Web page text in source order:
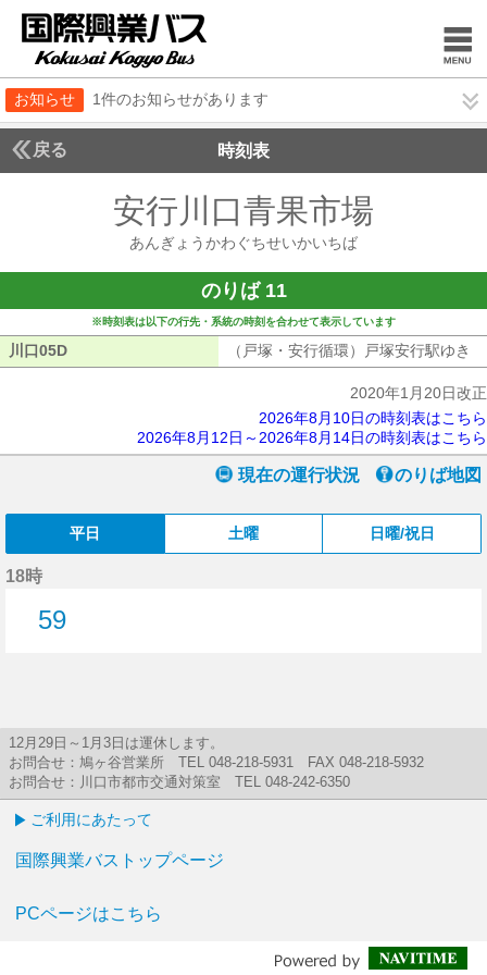
お知らせ 1件のお知らせがあります
戻る 時刻表
安行川口青果市場
あんぎょうかわぐちせいかいちば
のりば 11
※時刻表は以下の行先・系統の時刻を合わせて表示しています
川口05D （戸塚・安行循環）戸塚安行駅ゆき
2020年1月20日改正
2026年8月10日の時刻表はこちら
2026年8月12日～2026年8月14日の時刻表はこちら
現在の運行状況 のりば地図
平日 土曜 日曜/祝日
18時
59
12月29日～1月3日は運休します。
お問合せ：鳩ヶ谷営業所 TEL 048-218-5931 FAX 048-218-5932
お問合せ：川口市都市交通対策室 TEL 048-242-6350
ご利用にあたって
国際興業バストップページ
PCページはこちら